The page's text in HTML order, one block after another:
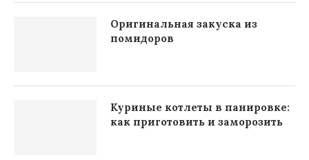
Оригинальная закуска из
помидоров
Куриные котлеты в панировке:
как приготовить и заморозить